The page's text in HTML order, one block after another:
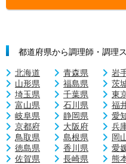
都道府県から調理師・調理
北海道 青森県 岩
山形県
福島県 茨
埼玉県
千葉県 東
富山県
石川県 福
岐阜県
静岡県 愛
京都府
大阪府 兵
鳥取県
島根県 岡
徳島県
香川県 愛
佐賀県
長崎県 熊